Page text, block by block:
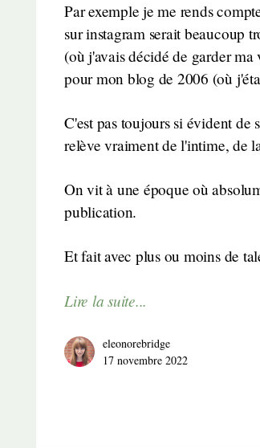
Par exemple je me rends
sur instagram serait beaucoup
(où j'avais décidé de garder
pour mon blog de 2006 (où
C'est pas toujours si évident de
relève vraiment de l'intime, de
On vit à une époque où
publication.
Et fait avec plus ou moins de
Lire la suite...
eleonorebridge
17 novembre 2022